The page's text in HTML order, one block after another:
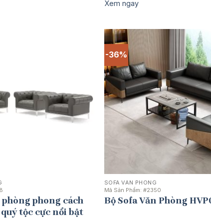
Xem ngay
phòng phong cách
tộc cực nổi bật
-36%
SOFA VĂN PHÒNG
Mã Sản Phẩm: #2350
Bộ Sofa Văn Phòng